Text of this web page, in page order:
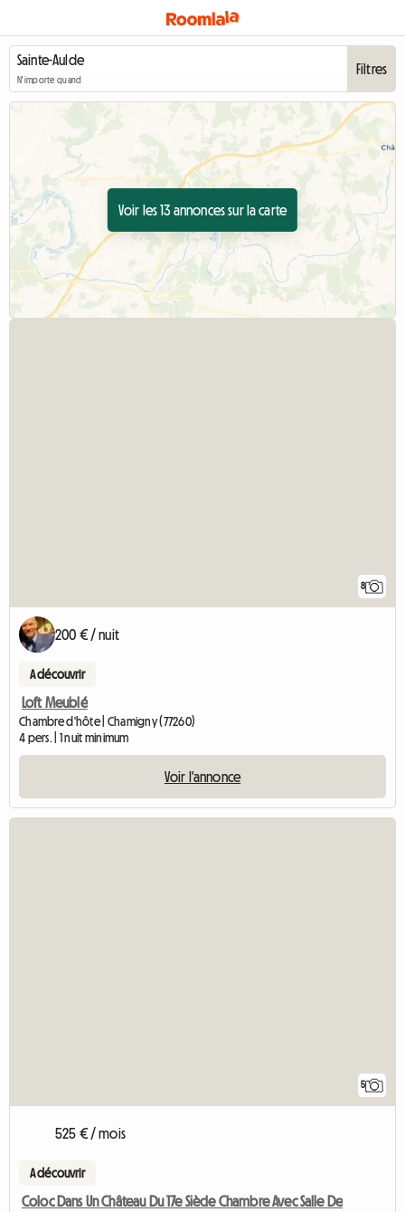
N'importe quand
Filtres
Voir les 13 annonces sur la carte
8
200 € / nuit
A découvrir
Loft Meublé
Chambre d'hôte | Chamigny (77260)
4 pers. | 1 nuit minimum
Voir l'annonce
5
525 € / mois
A découvrir
Coloc Dans Un Château Du 17e Siècle Chambre Avec Salle De